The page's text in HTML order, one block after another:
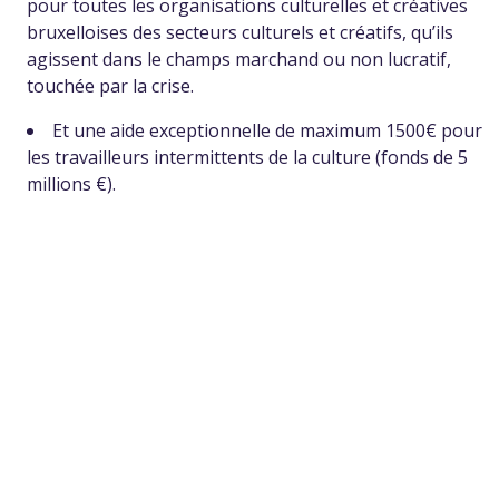
pour toutes les organisations culturelles et créatives
bruxelloises des secteurs culturels et créatifs, qu’ils
agissent dans le champs marchand ou non lucratif,
touchée par la crise.
Et une aide exceptionnelle de maximum 1500€ pour
les travailleurs intermittents de la culture (fonds de 5
millions €).